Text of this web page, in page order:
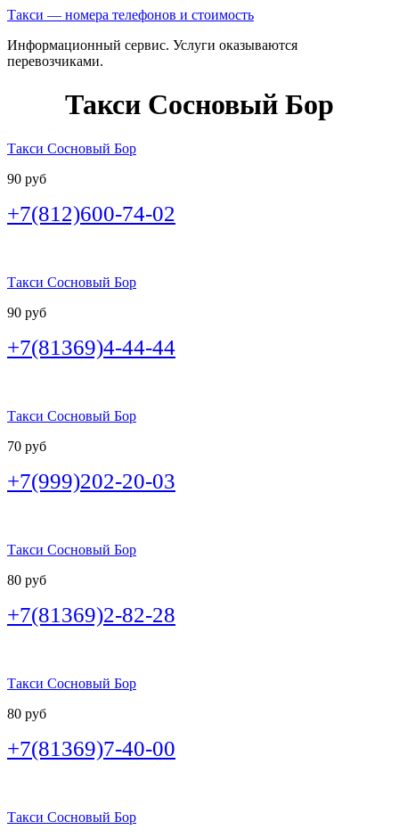
Такси — номера телефонов и стоимость
Информационный сервис. Услуги оказываются
перевозчиками.
Такси Сосновый Бор
Такси Сосновый Бор
90 руб
+7(812)600-74-02
Такси Сосновый Бор
90 руб
+7(81369)4-44-44
Такси Сосновый Бор
70 руб
+7(999)202-20-03
Такси Сосновый Бор
80 руб
+7(81369)2-82-28
Такси Сосновый Бор
80 руб
+7(81369)7-40-00
Такси Сосновый Бор